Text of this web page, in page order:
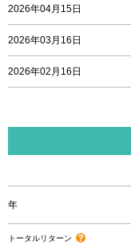
2026年04月15日
2026年03月16日
2026年02月16日
年
トータルリターン